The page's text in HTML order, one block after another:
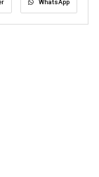
WhatsApp